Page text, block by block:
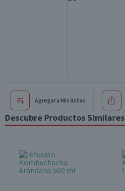
Agregar a Mis listas
Descubre Productos Similares